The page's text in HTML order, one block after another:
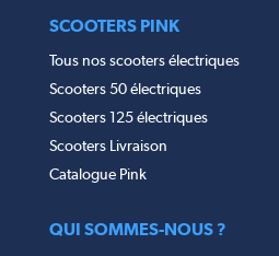
SCOOTERS PINK
Tous nos scooters électriques
Scooters 50 électriques
Scooters 125 électriques
Scooters Livraison
Catalogue Pink
QUI SOMMES-NOUS ?